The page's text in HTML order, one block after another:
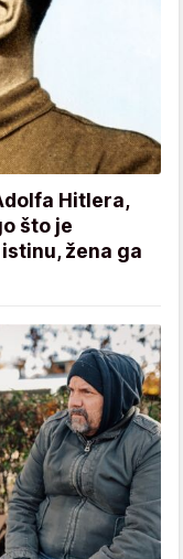
Hitlera,
što je
žena ga